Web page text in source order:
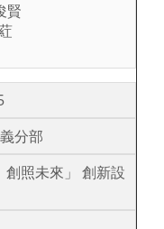
賢
分部
照未來」 創新設